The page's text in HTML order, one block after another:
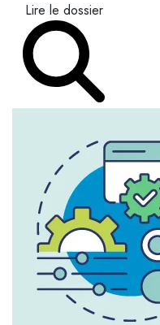
Lire le dossier